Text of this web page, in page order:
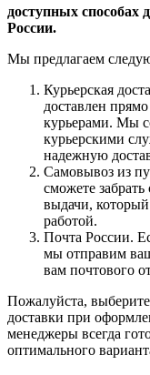
доступных способах
России.
Мы предлагаем
Курьерская
доставлен
курьерами. Мы
курьерскими
надежную
Самовывоз из
сможете
выдачи,
работой.
Почта России.
мы отправим
вам почтового
Пожалуйста,
доставки при
менеджеры всегда
оптимального